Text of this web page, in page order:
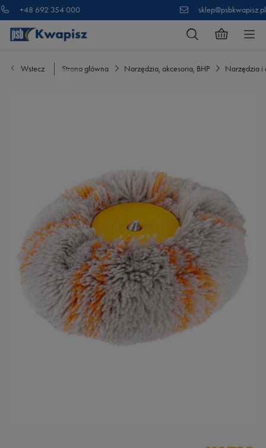
+48 692 354 000 sklep@psbkwapisz.pl
Wstecz Strona główna Narzędzia, akcesoria, BHP Narzędzia i